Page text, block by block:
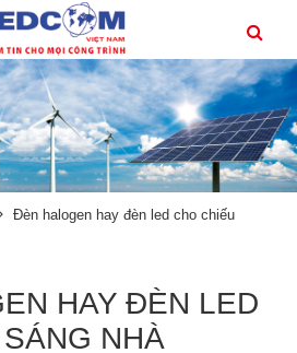
Đèn halogen hay đèn led cho chiếu
HAY ĐÈN LED
NHÀ